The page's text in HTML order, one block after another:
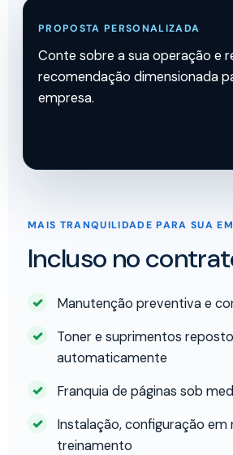
PROPOSTA PERSONALIZADA
Conte sobre a sua operação e
recomendação dimensionada
empresa.
MAIS TRANQUILIDADE PARA SUA
Incluso no
Manutenção preventiva e
Toner e suprimentos
automaticamente
Franquia de páginas sob
Instalação, configuração em
treinamento